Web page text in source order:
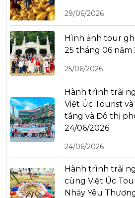
29/06/2026
Hình ảnh tour
25 tháng 06 năm
25/06/2026
Hành trình trải
Việt Úc Tourist
tầng và Đô thị
24/06/2026
24/06/2026
Hành trình trải
cùng Việt Úc
Nhảy Yêu